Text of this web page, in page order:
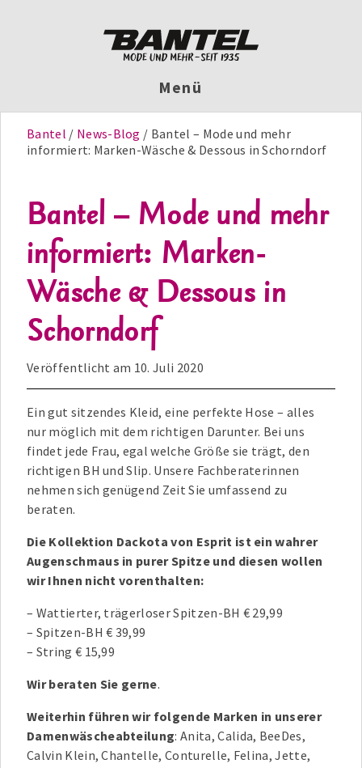
Menü
Bantel News-Blog
Bantel – Mode und mehr
informiert: Marken-Wäsche & Dessous in Schorndorf
Bantel – Mode und mehr
informiert: Marken-
Wäsche & Dessous in
Schorndorf
Veröffentlicht am 10. Juli 2020
Ein gut sitzendes Kleid, eine perfekte Hose – alles
nur möglich mit dem richtigen Darunter. Bei uns
findet jede Frau, egal welche Größe sie trägt, den
richtigen BH und Slip. Unsere Fachberaterinnen
nehmen sich genügend Zeit Sie umfassend zu
beraten.
Die Kollektion Dackota von Esprit ist ein wahrer
Augenschmaus in purer Spitze und diesen wollen
wir Ihnen nicht vorenthalten:
– Wattierter, trägerloser Spitzen-BH € 29,99
– Spitzen-BH € 39,99
– String € 15,99
Wir beraten Sie gerne.
Weiterhin führen wir folgende Marken in unserer
Damenwäscheabteilung: Anita, Calida, BeeDes,
Calvin Klein, Chantelle, Conturelle, Felina, Jette,